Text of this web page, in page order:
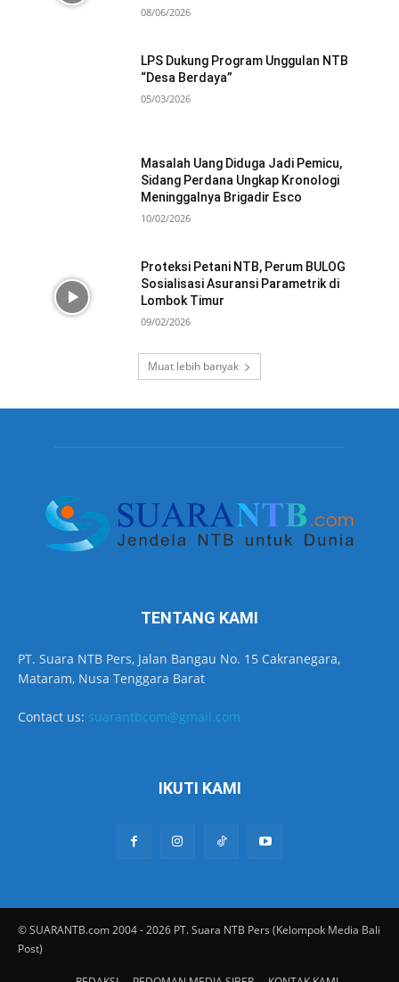
08/06/2026
LPS Dukung Program Unggulan NTB
“Desa Berdaya”
05/03/2026
Masalah Uang Diduga Jadi Pemicu,
Sidang Perdana Ungkap Kronologi
Meninggalnya Brigadir Esco
10/02/2026
Proteksi Petani NTB, Perum BULOG
Sosialisasi Asuransi Parametrik di
Lombok Timur
09/02/2026
Muat lebih banyak
TENTANG KAMI
PT. Suara NTB Pers, Jalan Bangau No. 15 Cakranegara,
Mataram, Nusa Tenggara Barat
Contact us: suarantbcom@gmail.com
IKUTI KAMI
© SUARANTB.com 2004 - 2026 PT. Suara NTB Pers (Kelompok Media Bali
Post)